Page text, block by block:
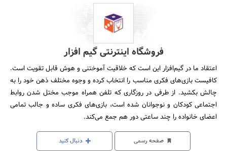
فروشگاه اینترنتی گیم افزار
اعتقاد ما در گیم‌افزار این است که خلاقیت آموختنی و هوش قابل تقویت است.
کافیست بازی‌های فکری مناسب را انتخاب کرده و وجوه مختلف ذهن خود را به
چالش بکشید. از طرفی در روزگاری که تلفن همراه موجب مختل شدن روابط
اجتماعی کودکان و نوجوانان شده است، بازی‌های فکری ساده و جالب تمامی
اعضای خانواده را چند ساعتی دور هم جمع می‌کند.
صفحه رسمی دنبال کنید